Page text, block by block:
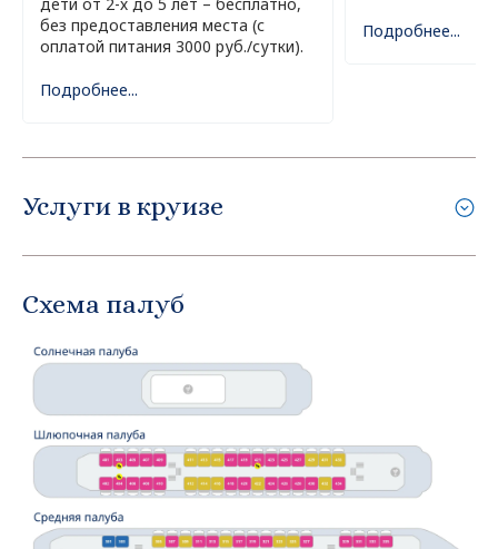
без предоставления места (с
оплатой питания 3000 руб./сутки).
Подробнее...
Подробнее...
Услуги в круизе
Схема палуб